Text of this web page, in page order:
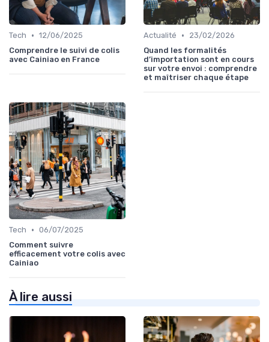
Tech • 12/06/2025
Comprendre le suivi de colis
avec Cainiao en France
Actualité •
23/02/2026
Quand les formalités
d’importation sont en cours
sur votre envoi : comprendre
et maîtriser chaque étape
Tech • 06/07/2025
Comment suivre
efficacement votre colis avec
Cainiao
À lire aussi